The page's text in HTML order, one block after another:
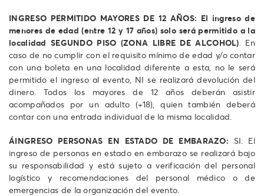
INGRESO PERMITIDO MAYORES DE 12 AÑOS: El ingreso de
menores de edad (entre 12 y 17 años) solo será permitido a la
localidad SEGUNDO PISO (ZONA LIBRE DE ALCOHOL). En
caso de no cumplir con el requisito mínimo de edad y/o contar
con una boleta en una localidad diferente a esta, no le será
permitido el ingreso al evento, NI se realizará devolución del
dinero. Todos los mayores de 12 años deberán asistir
acompañados por un adulto (+18), quien también deberá
contar con una entrada individual de la misma localidad.
ÁINGRESO PERSONAS EN ESTADO DE EMBARAZO: SI. El
ingreso de personas en estado en embarazo se realizará bajo
su responsabilidad y está sujeto a verificación del personal
logístico y recomendaciones del personal médico o de
emergencias de la organización del evento.